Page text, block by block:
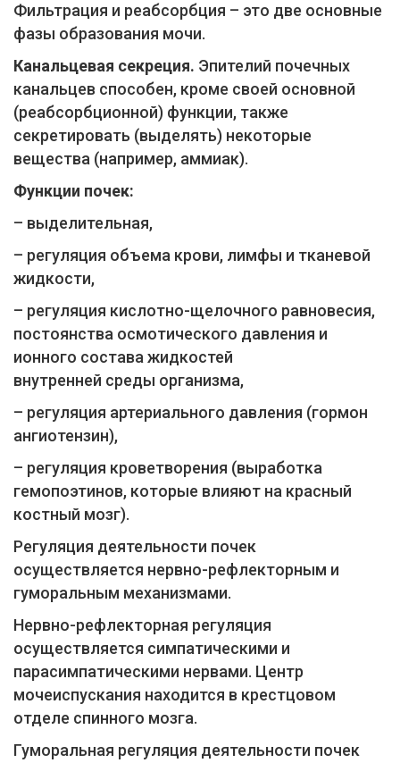
Фильтрация и реабсорбция – это две основные
фазы образования мочи.
Канальцевая секреция. Эпителий почечных
канальцев способен, кроме своей основной
(реабсорбционной) функции, также
секретировать (выделять) некоторые
вещества (например, аммиак).
Функции почек:
– выделительная,
– регуляция объема крови, лимфы и тканевой
жидкости,
– регуляция кислотно-щелочного равновесия,
постоянства осмотического давления и
ионного состава жидкостей
внутренней среды организма,
– регуляция артериального давления (гормон
ангиотензин),
– регуляция кроветворения (выработка
гемопоэтинов, которые влияют на красный
костный мозг).
Регуляция деятельности почек
осуществляется нервно-рефлекторным и
гуморальным механизмами.
Нервно-рефлекторная регуляция
осуществляется симпатическими и
парасимпатическими нервами. Центр
мочеиспускания находится в крестцовом
отделе спинного мозга.
Гуморальная регуляция деятельности почек